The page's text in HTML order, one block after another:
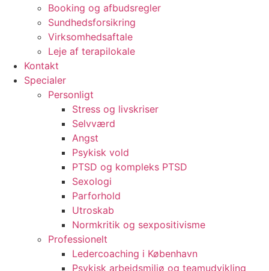
Booking og afbudsregler
Sundhedsforsikring
Virksomhedsaftale
Leje af terapilokale
Kontakt
Specialer
Personligt
Stress og livskriser
Selvværd
Angst
Psykisk vold
PTSD og kompleks PTSD
Sexologi
Parforhold
Utroskab
Normkritik og sexpositivisme
Professionelt
Ledercoaching i København
Psykisk arbejdsmiljø og teamudvikling